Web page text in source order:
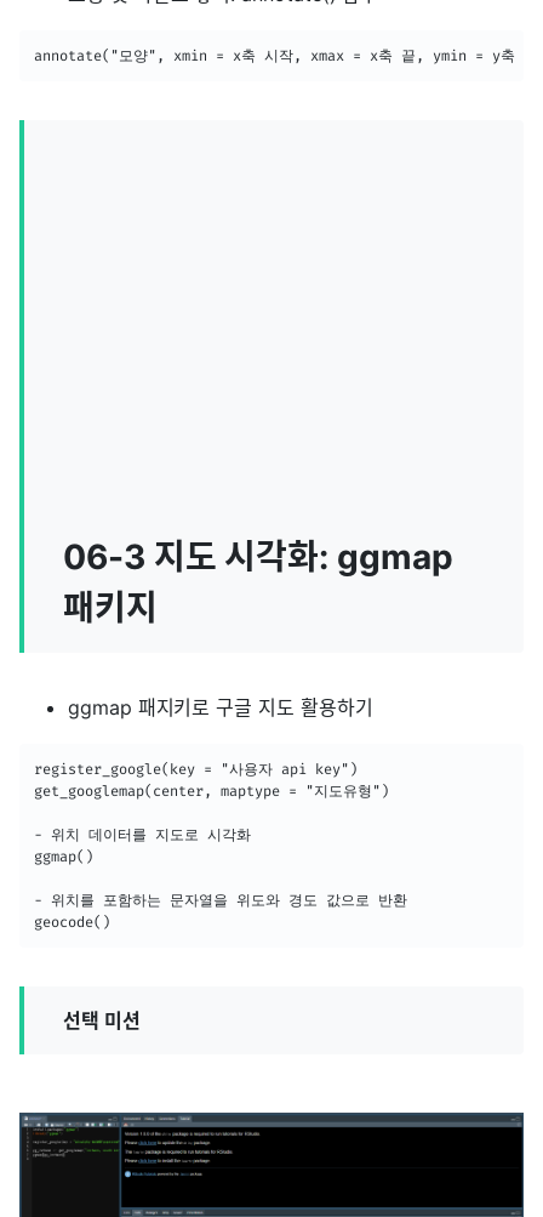
annotate("모양", xmin = x축 시작, xmax = x축 끝, ymin = y축 시
06-3 지도 시각화: ggmap
패키지
ggmap 패지키로 구글 지도 활용하기
register_google(key = "사용자 api key")
get_googlemap(center, maptype = "지도유형")
- 위치 데이터를 지도로 시각화
ggmap()
- 위치를 포함하는 문자열을 위도와 경도 값으로 반환
geocode()
선택 미션